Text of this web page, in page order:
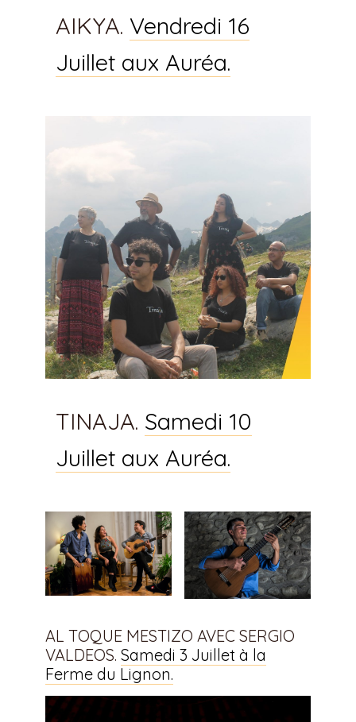
AIKYA. Vendredi 16
Juillet aux Auréa.
TINAJA. Samedi 10
Juillet aux Auréa.
AL TOQUE MESTIZO AVEC SERGIO
VALDEOS. Samedi 3 Juillet à la
Ferme du Lignon.